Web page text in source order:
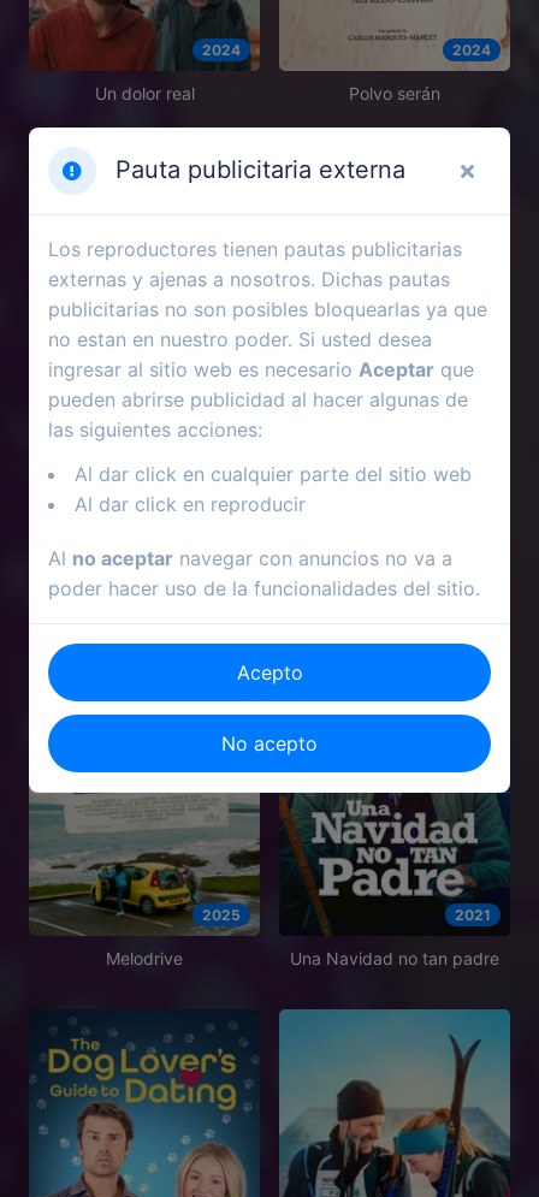
2024
Un dolor real
2024
Polvo serán
2004
Closer: Llevados por el
2005
2025
Melodrive
2021
Una Navidad no tan padre
Pauta publicitaria externa
Los reproductores tienen pautas publicitarias
externas y ajenas a nosotros. Dichas pautas
publicitarias no son posibles bloquearlas ya que
no estan en nuestro poder. Si usted desea
ingresar al sitio web es necesario Aceptar que
pueden abrirse publicidad al hacer algunas de
las siguientes acciones:
Al dar click en cualquier parte del sitio web
Al dar click en reproducir
Al no aceptar navegar con anuncios no va a
poder hacer uso de la funcionalidades del sitio.
Acepto
No acepto